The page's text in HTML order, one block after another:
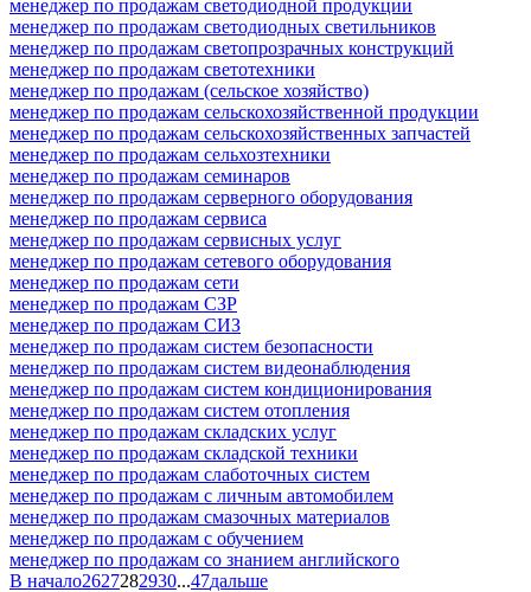
менеджер по продажам светодиодной продукции
менеджер по продажам светодиодных светильников
менеджер по продажам светопрозрачных конструкций
менеджер по продажам светотехники
менеджер по продажам (сельское хозяйство)
менеджер по продажам сельскохозяйственной продукции
менеджер по продажам сельскохозяйственных запчастей
менеджер по продажам сельхозтехники
менеджер по продажам семинаров
менеджер по продажам серверного оборудования
менеджер по продажам сервиса
менеджер по продажам сервисных услуг
менеджер по продажам сетевого оборудования
менеджер по продажам сети
менеджер по продажам СЗР
менеджер по продажам СИЗ
менеджер по продажам систем безопасности
менеджер по продажам систем видеонаблюдения
менеджер по продажам систем кондиционирования
менеджер по продажам систем отопления
менеджер по продажам складских услуг
менеджер по продажам складской техники
менеджер по продажам слаботочных систем
менеджер по продажам с личным автомобилем
менеджер по продажам смазочных материалов
менеджер по продажам с обучением
менеджер по продажам со знанием английского
В начало2627282930...47дальше